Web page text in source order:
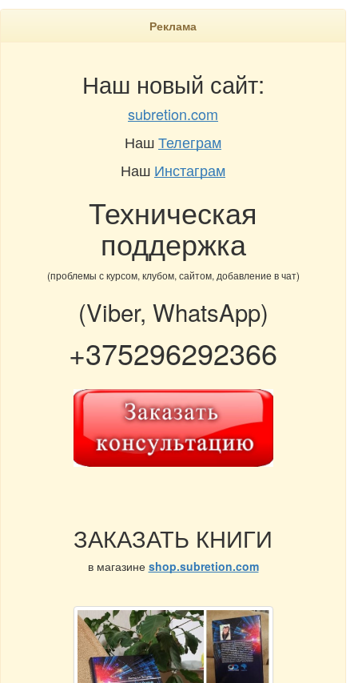
Реклама
Наш новый сайт:
subretion.com
НашТелеграм
Наш Инстаграм
Техническая
поддержка
(проблемы с курсом, клубом, сайтом, добавление в чат)
(Viber, WhatsApp)
+375296292366
ЗАКАЗАТЬ КНИГИ
в магазине shop.subretion.com